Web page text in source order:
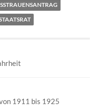
1911 bis 1925